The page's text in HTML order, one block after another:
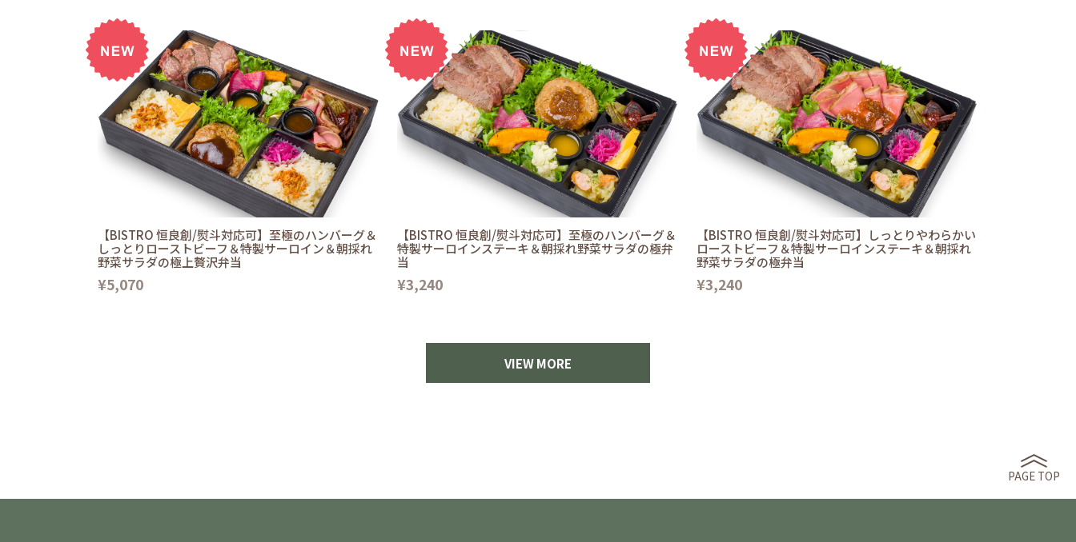
【BISTRO 恒良創/熨斗対応可】至極のハンバーグ＆
しっとりローストビーフ＆特製サーロイン＆朝採れ
野菜サラダの極上贅沢弁当
¥5,070
【BISTRO 恒良創/熨斗対応可】至極のハンバーグ＆
特製サーロインステーキ＆朝採れ野菜サラダの極弁
当
¥3,240
【BISTRO 恒良創/熨斗対応可】しっとりやわらかい
ローストビーフ＆特製サーロインステーキ＆朝採れ
野菜サラダの極弁当
¥3,240
VIEW MORE
PAGE TOP